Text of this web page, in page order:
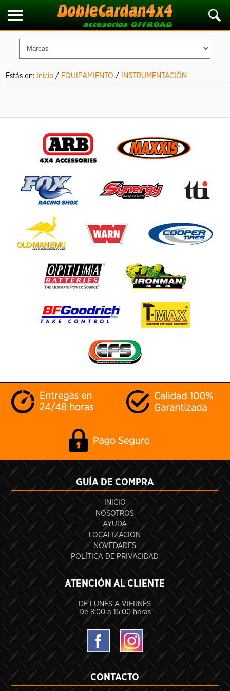
Estás en: Inicio / EQUIPAMIENTO / INSTRUMENTACIÓN
GUÍA DE COMPRA
INICIO
NOSOTROS
AYUDA
LOCALIZACIÓN
NOVEDADES
POLÍTICA DE PRIVACIDAD
ATENCIÓN AL CLIENTE
DE LUNES A VIERNES
De 8:00 a 15:00 horas
CONTACTO